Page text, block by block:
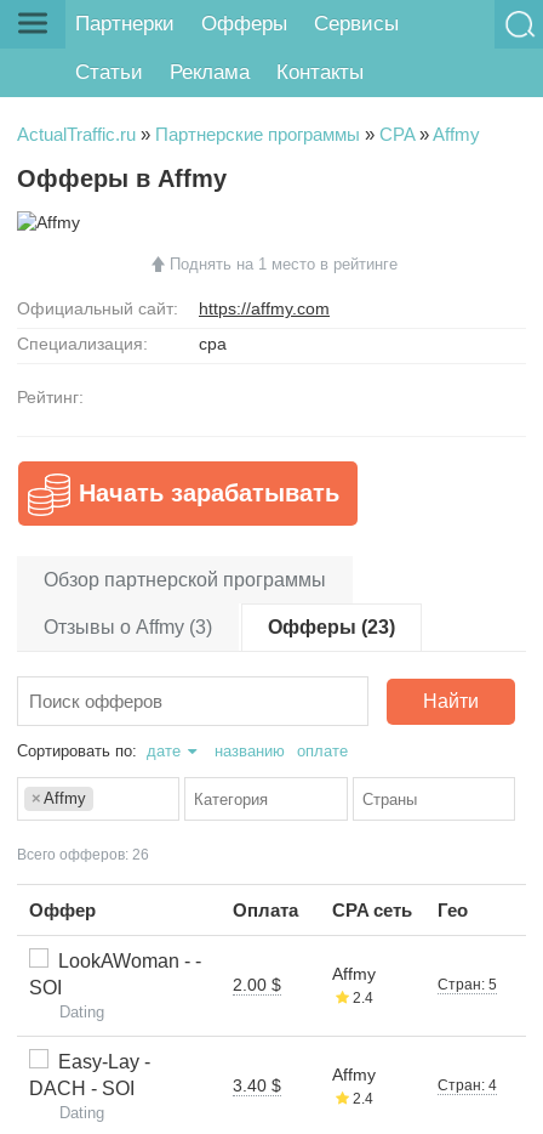
Партнерки Офферы Сервисы
Статьи Реклама Контакты
ActualTraffic.ru » Партнерские программы » CPA»Affmy
Офферы в Affmy
Поднять на 1 место в рейтинге
Официальный сайт:
https://affmy.com
Специализация:
cpa
Рейтинг:
Начать зарабатывать
Обзор партнерской программы
Отзывы о Affmy (3) Офферы (23)
Найти
Сортировать по: дате названию оплате
× Affmy
Всего офферов: 26
Оффер Оплата CPA сеть Гео
LookAWoman - -
SOI
Dating
2.00 $
Affmy
2.4
Стран: 5
Easy-Lay -
DACH - SOI
Dating
3.40 $
Affmy
2.4
Стран: 4